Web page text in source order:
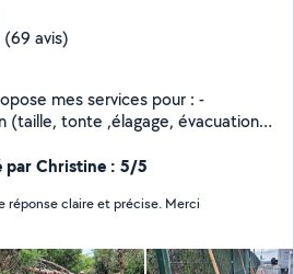
(69 avis)
(taille, tonte ,élagage, évacuation
-petite
pas à me contacter
par Christine : 5/5
réponse claire et précise. Merci